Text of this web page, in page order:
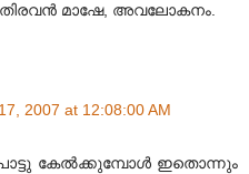
മാഷേ, അവലോകനം.
2007 at 12:08:00 AM
കേല്‍ക്കുമ്പോള്‍ ഇതൊന്നും